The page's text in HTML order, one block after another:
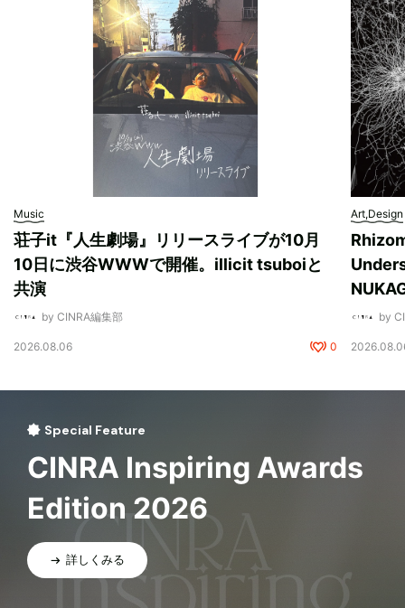
Music
荘子it『人生劇場』リリースライブが10月
10日に渋谷WWWで開催。illicit tsuboiと
共演
by CINRA編集部
2026.08.06 0
Art,Design
by
Special Feature
CINRA Inspiring Awards
Edition 2026
詳しくみる